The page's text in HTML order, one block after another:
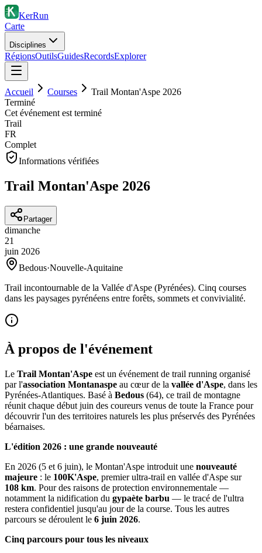
KerRun
Carte
Disciplines
RégionsOutilsGuidesRecordsExplorer
Accueil Courses
Trail Montan'Aspe 2026
Terminé
Cet événement est terminé
Trail
FR
Complet
Informations vérifiées
Trail Montan'Aspe 2026
Partager
dimanche
21
juin 2026
Bedous·Nouvelle-Aquitaine
Trail incontournable de la Vallée d'Aspe (Pyrénées). Cinq courses
dans les paysages pyrénéens entre forêts, sommets et convivialité.
À propos de l'événement
Le Trail Montan'Aspe est un événement de trail running organisé
par l'association Montanaspe au cœur de la vallée d'Aspe, dans les
Pyrénées-Atlantiques. Basé à Bedous (64), ce trail de montagne
réunit chaque début juin des coureurs venus de toute la France pour
découvrir l'un des territoires naturels les plus préservés des Pyrénées
béarnaises.
L'édition 2026 : une grande nouveauté
En 2026 (5 et 6 juin), le Montan'Aspe introduit une nouveauté
majeure : le 100K'Aspe, premier ultra-trail en vallée d'Aspe sur
108 km. Pour des raisons de protection environnementale —
notamment la nidification du gypaète barbu — le tracé de l'ultra
restera confidentiel jusqu'au jour de la course. Tous les autres
parcours se déroulent le 6 juin 2026.
Cinq parcours pour tous les niveaux